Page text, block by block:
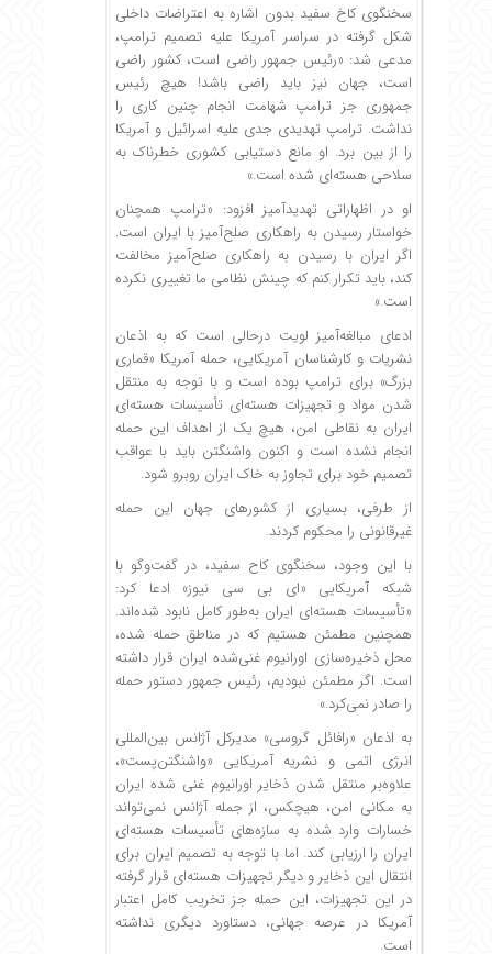
سخنگوی کاخ سفید بدون اشاره به اعتراضات داخلی
شکل گرفته در سراسر آمریکا علیه تصمیم ترامپ،
مدعی شد: «رئیس جمهور راضی است، کشور راضی
است، جهان نیز باید راضی باشد! هیچ رئیس
جمهوری جز ترامپ شهامت انجام چنین کاری را
نداشت. ترامپ تهدیدی جدی علیه اسرائیل و آمریکا
را از بین برد. او مانع دستیابی کشوری خطرناک به
سلاحی هسته‌ای شده است.»
او در اظهاراتی تهدیدآمیز افزود: «ترامپ همچنان
خواستار رسیدن به راهکاری صلح‌آمیز با ایران است.
اگر ایران با رسیدن به راهکاری صلح‌آمیز مخالفت
کند، باید تکرار کنم که چینش نظامی ما تغییری نکرده
است.»
ادعای مبالغه‌آمیز لویت درحالی است که به اذعان
نشریات و کارشناسان آمریکایی، حمله آمریکا «قماری
بزرگ» برای ترامپ بوده است و با توجه به منتقل
شدن مواد و تجهیزات هسته‌ای تأسیسات هسته‌ای
ایران به نقاطی امن، هیچ یک از اهداف این حمله
انجام نشده است و اکنون واشنگتن باید با عواقب
تصمیم خود برای تجاوز به خاک ایران روبرو شود.
از طرفی، بسیاری از کشورهای جهان این حمله
غیرقانونی را محکوم کردند.
با این وجود، سخنگوی کاح سفید، در گفت‌وگو با
شبکه آمریکایی «ای بی سی نیوز» ادعا کرد:
«تأسیسات هسته‌ای ایران به‌طور کامل نابود شده‌اند.
همچنین مطمئن هستیم که در مناطق حمله شده،
محل ذخیره‌سازی اورانیوم غنی‌شده ایران قرار داشته
است. اگر مطمئن نبودیم، رئیس جمهور دستور حمله
را صادر نمی‌کرد.»
به اذعان «رافائل گروسی» مدیرکل آژانس بین‌المللی
انرژی اتمی و نشریه آمریکایی «واشنگتن‌پست»،
علاوه‌بر منتقل شدن ذخایر اورانیوم غنی شده ایران
به مکانی امن، هیچکس، از جمله آژانس نمی‌تواند
خسارات وارد شده به سازه‌های تأسیسات هسته‌ای
ایران را ارزیابی کند. اما با توجه به تصمیم ایران برای
انتقال این ذخایر و دیگر تجهیزات هسته‌ای قرار گرفته
در این تجهیزات، این حمله جز تخریب کامل اعتبار
آمریکا در عرصه جهانی، دستاورد دیگری نداشته
است.